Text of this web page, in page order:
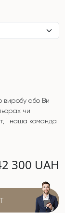
виробу або Ви
чи
і наша команда
300 UAH